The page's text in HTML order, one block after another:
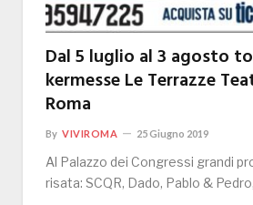
Dal 5 luglio al 3 agosto
kermesse Le Terrazze
Roma
By VIVIROMA 25 Giugno 2019
Al Palazzo dei Congressi grandi
risata: SCQR, Dado, Pablo &